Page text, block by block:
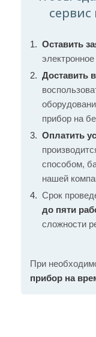
Оставить
Доставить
прибор на
Оплатить
способом,
нашей
Срок
до пяти
сложности
При
прибор на